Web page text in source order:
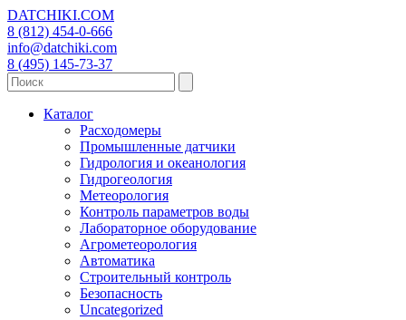
DATCHIKI.COM
8 (812) 454-0-666
info@datchiki.com
8 (495) 145-73-37
Каталог
Расходомеры
Промышленные датчики
Гидрология и океанология
Гидрогеология
Метеорология
Контроль параметров воды
Лабораторное оборудование
Агрометеорология
Автоматика
Строительный контроль
Безопасность
Uncategorized